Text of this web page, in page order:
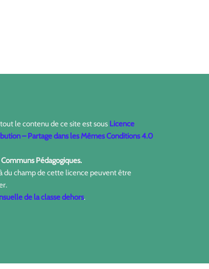
le contenu de ce site est sous Licence
– Partage dans les Mêmes Conditions 4.0
Pédagogiques.
du champ de cette licence peuvent être
de la classe dehors.